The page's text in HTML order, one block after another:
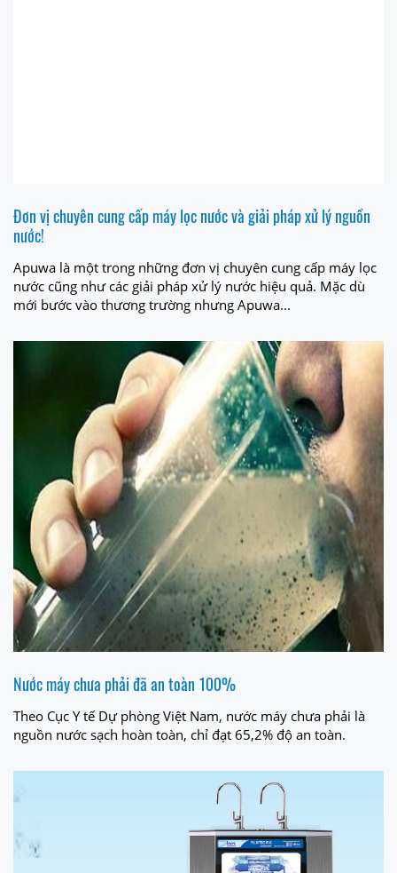
Đơn vị chuyên cung cấp máy lọc nước và giải pháp xử lý nguồn
nước!
Apuwa là một trong những đơn vị chuyên cung cấp máy lọc
nước cũng như các giải pháp xử lý nước hiệu quả. Mặc dù
mới bước vào thương trường nhưng Apuwa...
Nước máy chưa phải đã an toàn 100%
Theo Cục Y tế Dự phòng Việt Nam, nước máy chưa phải là
nguồn nước sạch hoàn toàn, chỉ đạt 65,2% độ an toàn.